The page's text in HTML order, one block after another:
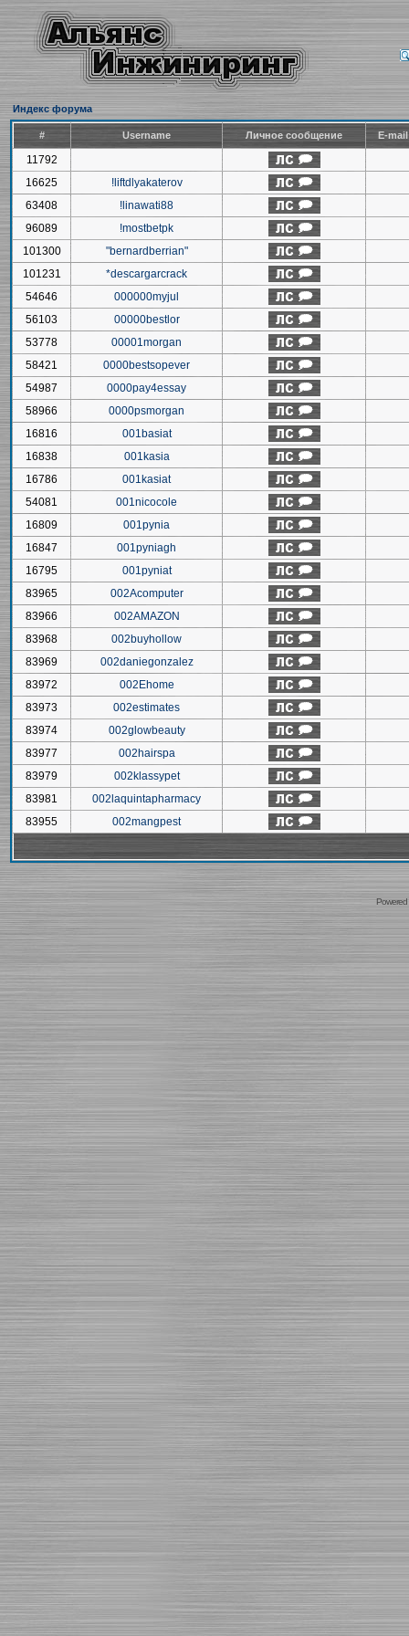
Индекс форума
# Username Личное сообщение E-
11792
16625
!liftdlyakaterov
63408
!linawati88
96089
!mostbetpk
101300
"bernardberrian"
101231
*descargarcrack
54646
000000myjul
56103
00000bestlor
53778
00001morgan
58421
0000bestsopever
54987
0000pay4essay
58966
0000psmorgan
16816
001basiat
16838
001kasia
16786
001kasiat
54081
001nicocole
16809
001pynia
16847
001pyniagh
16795
001pyniat
83965
002Acomputer
83966
002AMAZON
83968
002buyhollow
83969
002daniegonzalez
83972
002Ehome
83973
002estimates
83974
002glowbeauty
83977
002hairspa
83979
002klassypet
83981
002laquintapharmacy
83955
002mangpest